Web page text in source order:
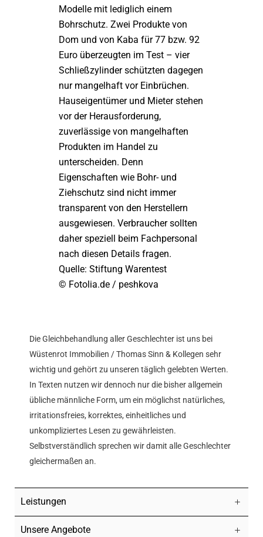
Modelle mit lediglich einem
Bohrschutz. Zwei Produkte von
Dom und von Kaba für 77 bzw. 92
Euro überzeugten im Test – vier
Schließzylinder schützten dagegen
nur mangelhaft vor Einbrüchen.
Hauseigentümer und Mieter stehen
vor der Herausforderung,
zuverlässige von mangelhaften
Produkten im Handel zu
unterscheiden. Denn
Eigenschaften wie Bohr- und
Ziehschutz sind nicht immer
transparent von den Herstellern
ausgewiesen. Verbraucher sollten
daher speziell beim Fachpersonal
nach diesen Details fragen.
Quelle: Stiftung Warentest
© Fotolia.de / peshkova
Die Gleichbehandlung aller Geschlechter ist uns bei
Wüstenrot Immobilien / Thomas Sinn & Kollegen sehr
wichtig und gehört zu unseren täglich gelebten Werten.
In Texten nutzen wir dennoch nur die bisher allgemein
übliche männliche Form, um ein möglichst natürliches,
irritationsfreies, korrektes, einheitliches und
unkompliziertes Lesen zu gewährleisten.
Selbstverständlich sprechen wir damit alle Geschlechter
gleichermaßen an.
Leistungen
Unsere Angebote